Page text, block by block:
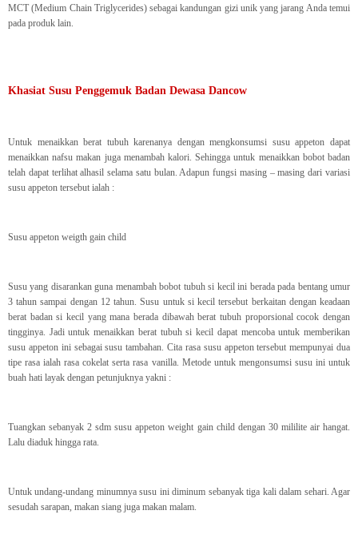
MCT (Medium Chain Triglycerides) sebagai kandungan gizi unik yang jarang Anda temui
pada produk lain.
Khasiat Susu Penggemuk Badan Dewasa Dancow
Untuk menaikkan berat tubuh karenanya dengan mengkonsumsi susu appeton dapat
menaikkan nafsu makan juga menambah kalori. Sehingga untuk menaikkan bobot badan
telah dapat terlihat alhasil selama satu bulan. Adapun fungsi masing – masing dari variasi
susu appeton tersebut ialah :
Susu appeton weigth gain child
Susu yang disarankan guna menambah bobot tubuh si kecil ini berada pada bentang umur
3 tahun sampai dengan 12 tahun. Susu untuk si kecil tersebut berkaitan dengan keadaan
berat badan si kecil yang mana berada dibawah berat tubuh proporsional cocok dengan
tingginya. Jadi untuk menaikkan berat tubuh si kecil dapat mencoba untuk memberikan
susu appeton ini sebagai susu tambahan. Cita rasa susu appeton tersebut mempunyai dua
tipe rasa ialah rasa cokelat serta rasa vanilla. Metode untuk mengonsumsi susu ini untuk
buah hati layak dengan petunjuknya yakni :
Tuangkan sebanyak 2 sdm susu appeton weight gain child dengan 30 mililite air hangat.
Lalu diaduk hingga rata.
Untuk undang-undang minumnya susu ini diminum sebanyak tiga kali dalam sehari. Agar
sesudah sarapan, makan siang juga makan malam.